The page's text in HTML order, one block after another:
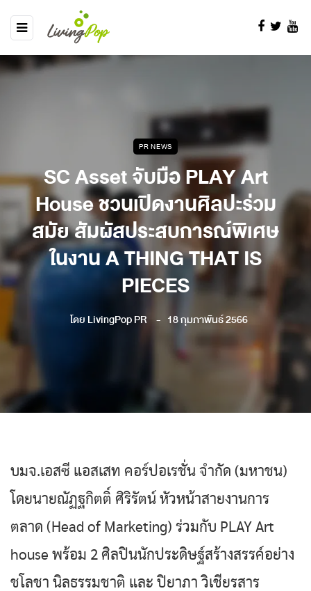
PR NEWS
SC Asset จับมือ PLAY Art
House ชวนเปิดงานศิลปะร่วม
สมัย สัมผัสประสบการณ์พิเศษ
ในงาน A THING THAT IS
PIECES
โดย LivingPop PR 18 กุมภาพันธ์ 2566
บมจ.เอสซี แอสเสท คอร์ปอเรชั่น จำกัด (มหาชน)
โดยนายณัฏฐกิตติ์ ศิริรัตน์ หัวหน้าสายงานการ
ตลาด (Head of Marketing) ร่วมกับ PLAY Art
house พร้อม 2 ศิลปินนักประดิษฐ์สร้างสรรค์อย่าง
ชโลชา นิลธรรมชาติ และ ปิยาภา วิเชียรสาร